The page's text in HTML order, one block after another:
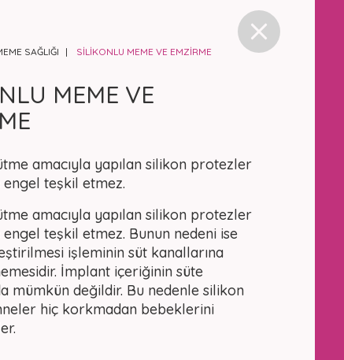
SAĞLIĞI SİLİKONLU MEME VE EMZİRME
MEME VE
amacıyla yapılan silikon protezler
teşkil etmez.
amacıyla yapılan silikon protezler
teşkil etmez. Bunun nedeni ise
işleminin süt kanallarına
İmplant içeriğinin süte
mümkün değildir. Bu nedenle silikon
hiç korkmadan bebeklerini